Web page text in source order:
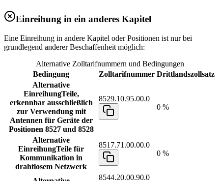
Einreihung in ein anderes Kapitel
Eine Einreihung in andere Kapitel oder Positionen ist nur bei
grundlegend anderer Beschaffenheit möglich:
Alternative Zolltarifnummern und Bedingungen
Bedingung
Zolltarifnummer Drittlandszollsatz
Alternative
EinreihungTeile,
erkennbar ausschließlich
zur Verwendung mit
Antennen für Geräte der
Positionen 8527 und 8528
8529.10.95.00.0
0 %
Alternative
EinreihungTeile für
Kommunikation in
drahtlosem Netzwerk
8517.71.00.00.0
0 %
8544.20.00.90.0